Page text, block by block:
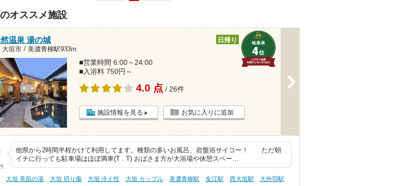
オススメ施設
温泉 湯の城
大垣市 / 美濃青柳駅933m
日帰り
■営業時間 6:00～24:00
■入浴料 750円～
4.0 点 / 26件
施設情報を見る お気に入りに追加
他県から2時間半程かけて利用してます。種類の多いお風呂、岩盤浴サイコー！ ただ朝
イチに行っても駐車場はほぼ満車(T . T) おばさま方が大浴場や休憩スペー…
大垣 美肌の湯 大垣 切り傷 大垣 冷え性 大垣 カップル 美濃青柳駅 友江駅 西大垣駅 大外羽駅